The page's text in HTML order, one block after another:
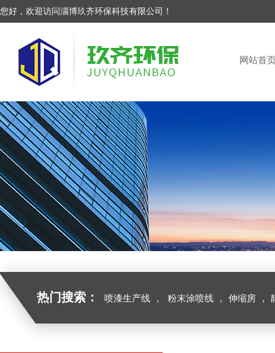
您好，欢迎访问淄博玖齐环保科技有限公司！
网站首
热门搜索： 喷漆生产线 , 粉末涂喷线 , 伸缩房 ,